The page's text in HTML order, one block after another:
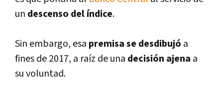
un descenso del í­ndice.
Sin embargo, esa premisa se desdibujó a
fines de 2017, a raí­z de una decisión ajena a
su voluntad.